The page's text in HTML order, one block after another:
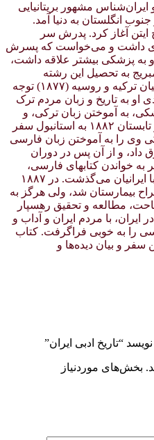
ایران‌شناس مشهور بریتانیایی
در جنوب انگلستان به دنیا آمد.
ایتن آغاز کرد. پدرش سر
داشت و می‌خواست که پسرش
به پزشکی بیشتر علاقه داشت،
دانشگاه کمبریج به تحصیل این رشته
پرداخت. در این زمان اخبار جنگ میان ترکیه و روسیه (۱۸۷۷) توجه
او به تاریخ و زبان مردم ترک
به آموختن زبان ترکی، و
سپس فارسی و عربی پرداخت. در تابستان ۱۸۸۲ به استانبول سفر
وی را به آموختن زبان فارسی
داد، و از آن پس در دوران
به خواندن کتابهای فارسی،
خصوصاً شعر و تاریخ، و معاشرت با ایرانیان می‌گذشت. در ۱۸۸۷
بیمارستان شد، ولی هرگز به
به قصد سیاحت، مطالعه و تحقیق رهسپار
ایران، با مردم ایران و آداب و
را به خوبی فراگرفت. کتاب
سفر و بیان دیده‌ها و
“تاریخ ادبی ایران”
بخش‌های موردنیاز